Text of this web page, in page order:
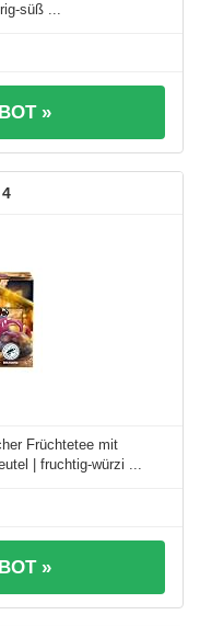
süß ...
»
4
Früchtetee mit
| fruchtig‑würzi ...
»